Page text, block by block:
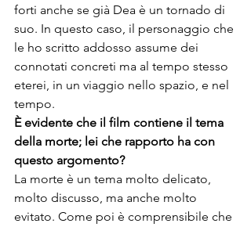
forti anche se già Dea è un tornado di
suo. In questo caso, il personaggio che
le ho scritto addosso assume dei
connotati concreti ma al tempo stesso
eterei, in un viaggio nello spazio, e nel
tempo.
È evidente che il film contiene il tema
della morte; lei che rapporto ha con
questo argomento?
La morte è un tema molto delicato,
molto discusso, ma anche molto
evitato. Come poi è comprensibile che